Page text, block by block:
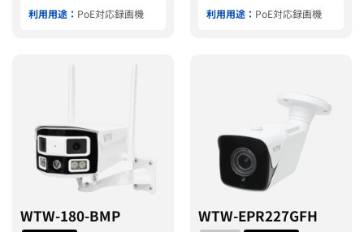
利用用途： PoE対応録画機 利用用途： PoE対応録画機
WTW-180-BMP WTW-EPR227GFH